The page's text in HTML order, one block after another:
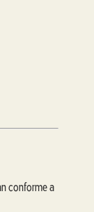
conforme a